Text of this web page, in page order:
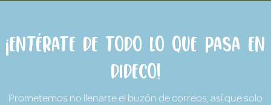
¡Entérate de todo lo que pasa en
Dideco!
Prometemos no llenarte el buzón de correos, así que solo